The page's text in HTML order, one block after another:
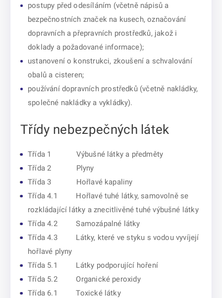
postupy před odesíláním (včetně nápisů a
bezpečnostních značek na kusech, označování
dopravních a přepravních prostředků, jakož i
doklady a požadované informace);
ustanovení o konstrukci, zkoušení a schvalování
obalů a cisteren;
používání dopravních prostředků (včetně nakládky,
společné nakládky a vykládky).
Třídy nebezpečných látek
Třída 1 Výbušné látky a předměty
Třída 2 Plyny
Třída 3 Hořlavé kapaliny
Třída 4.1 Hořlavé tuhé látky, samovolně se
rozkládající látky a znecitlivěné tuhé výbušné látky
Třída 4.2 Samozápalné látky
Třída 4.3 Látky, které ve styku s vodou vyvíjejí
hořlavé plyny
Třída 5.1 Látky podporující hoření
Třída 5.2 Organické peroxidy
Třída 6.1 Toxické látky